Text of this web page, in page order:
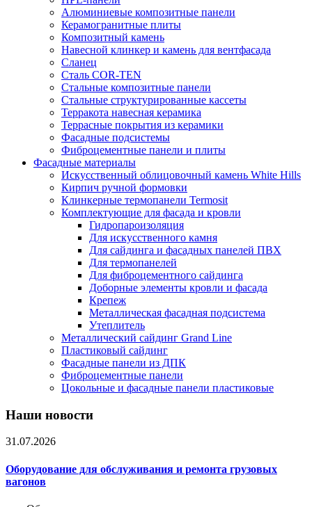
Алюминиевые композитные панели
Керамогранитные плиты
Композитный камень
Навесной клинкер и камень для вентфасада
Сланец
Сталь COR-TEN
Стальные композитные панели
Стальные структурированные кассеты
Терракота навесная керамика
Террасные покрытия из керамики
Фасадные подсистемы
Фиброцементные панели и плиты
Фасадные материалы
Искусственный облицовочный камень White Hills
Кирпич ручной формовки
Клинкерные термопанели Termosit
Комплектующие для фасада и кровли
Гидропароизоляция
Для искусственного камня
Для сайдинга и фасадных панелей ПВХ
Для термопанелей
Для фиброцементного сайдинга
Доборные элементы кровли и фасада
Крепеж
Металлическая фасадная подсистема
Утеплитель
Металлический сайдинг Grand Line
Пластиковый сайдинг
Фасадные панели из ДПК
Фиброцементные панели
Цокольные и фасадные панели пластиковые
Наши новости
31.07.2026
Оборудование для обслуживания и ремонта грузовых
вагонов